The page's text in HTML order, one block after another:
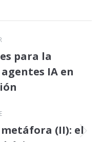
para la
IA en
(II): el